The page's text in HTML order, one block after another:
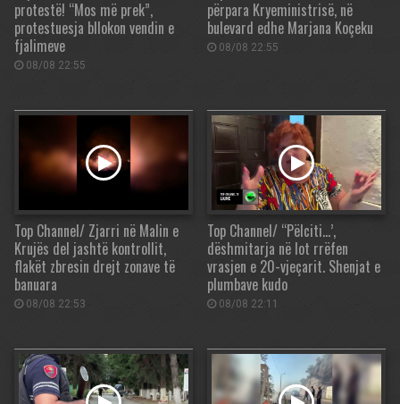
protestë! “Mos më prek”,
protestuesja bllokon vendin e
fjalimeve
08/08 22:55
përpara Kryeministrisë, në
bulevard edhe Marjana Koçeku
08/08 22:55
Top Channel/ Zjarri në Malin e
Krujës del jashtë kontrollit,
flakët zbresin drejt zonave të
banuara
08/08 22:53
Top Channel/ “Pëlciti…’,
dëshmitarja në lot rrëfen
vrasjen e 20-vjeçarit. Shenjat e
plumbave kudo
08/08 22:11